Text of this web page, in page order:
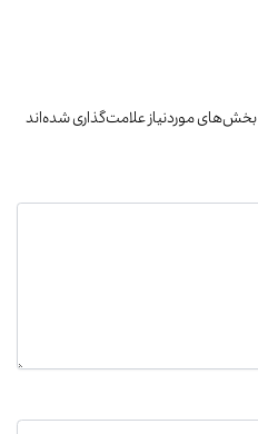
بخش‌های موردنیاز علامت‌گذاری شده‌اند